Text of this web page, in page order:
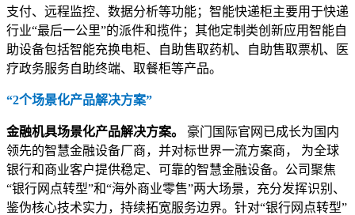
支付、远程监控、数据分析等功能；智能快递柜主要用于快递
行业“最后一公里”的派件和揽件；其他定制类创新应用智能自
助设备包括智能充换电柜、自助售取药机、自助售取票机、医
疗政务服务自助终端、取餐柜等产品。
“2个场景化产品解决方案”
金融机具场景化产品解决方案。
豪门国际官网已成长为国内
领先的智慧金融设备厂商，并对标世界一流方案商， 为全球
银行和商业客户提供稳定、可靠的智慧金融设备。公司聚焦
“银行网点转型”和“海外商业零售”两大场景，充分发挥识别、
鉴伪核心技术实力，持续拓宽服务边界。针对“银行网点转型”